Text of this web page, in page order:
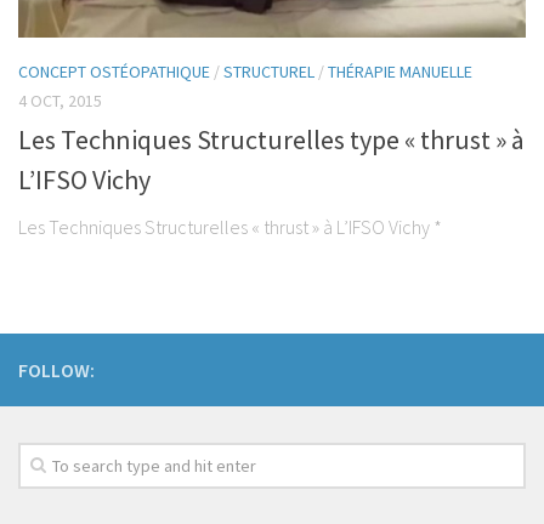
Taping
Accompagnement Pré et post natal
Nutrition
Physio Kiné Sport Santé
Pathologies
CONCEPT OSTÉOPATHIQUE /STRUCTUREL /THÉRAPIE MANUELLE
4 OCT, 2015
Les Techniques Structurelles type « thrust » à
L’IFSO Vichy
Les Techniques Structurelles « thrust » à L’IFSO Vichy *
FOLLOW: